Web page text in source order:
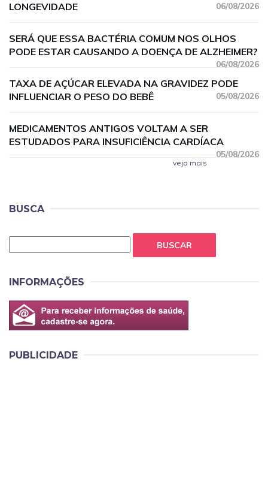
LONGEVIDADE 06/08/2026
SERÁ QUE ESSA BACTÉRIA COMUM NOS OLHOS
PODE ESTAR CAUSANDO A DOENÇA DE ALZHEIMER?
06/08/2026
TAXA DE AÇÚCAR ELEVADA NA GRAVIDEZ PODE
INFLUENCIAR O PESO DO BEBÊ
05/08/2026
MEDICAMENTOS ANTIGOS VOLTAM A SER
ESTUDADOS PARA INSUFICIÊNCIA CARDÍACA
05/08/2026
veja mais
BUSCA
BUSCAR
INFORMAÇÕES
PUBLICIDADE